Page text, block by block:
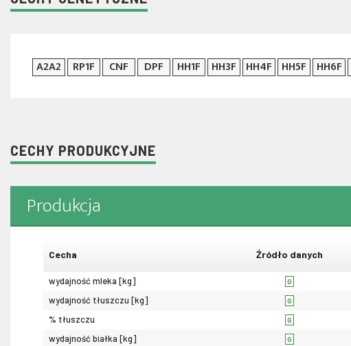
A2A2 RP1F CNF DPF HH1F HH3F HH4F HH5F HH6F
CECHY PRODUKCYJNE
Produkcja
Cecha Źródło danych
wydajność mleka [kg] G
wydajność tłuszczu [kg] G
% tłuszczu G
wydajność białka [kg] G